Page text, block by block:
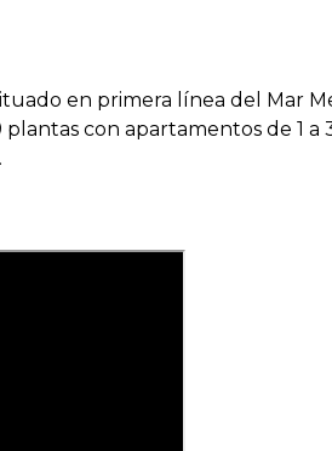
en primera línea del Mar
con apartamentos de 1